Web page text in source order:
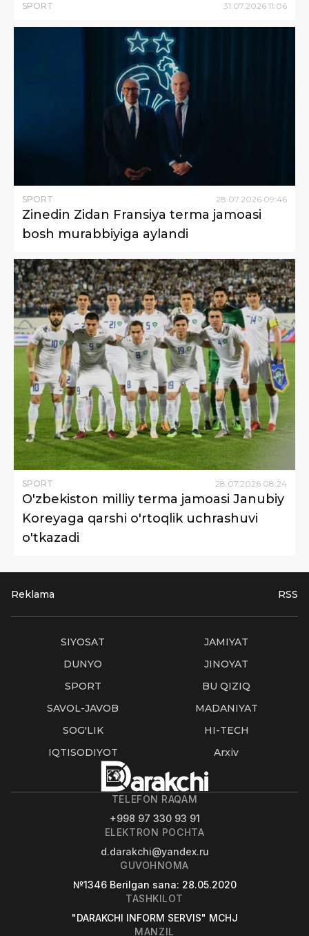
SPORT 31.07.2026 11:06
SPORT 28 07 2026 09:46
Zinedin Zidan Fransiya terma jamoasi
bosh murabbiyiga aylandi
SPORT 28 07 2026 08:24
O'zbekiston milliy terma jamoasi Janubiy
Koreyaga qarshi o'rtoqlik uchrashuvi
o'tkazadi
Reklama RSS
SIYOSAT
JAMIYAT
DUNYO
JINOYAT
SPORT
BU QIZIQ
SAVOL-JAVOB
MADANIYAT
SOG'LIK
HI-TECH
IQTISODIYOT
Arxiv
TELEFON RAQAM
+998 97 330 93 91
ELEKTRON POCHTA
d.darakchi@yandex.ru
GUVOHNOMA
№1346 Berilgan sana: 28.05.2020
TASHKILOT
"DARAKCHI INFORM SERVIS" MCHJ
MANZIL